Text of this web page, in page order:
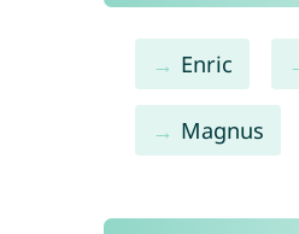
Enric
Magnus